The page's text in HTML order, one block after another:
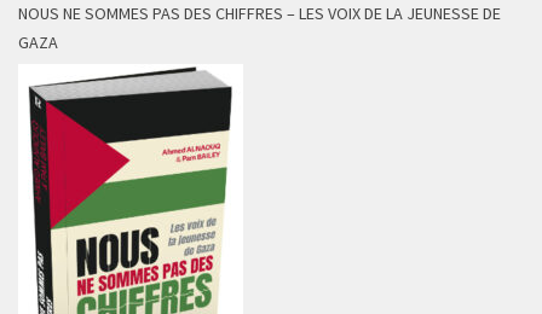
NOUS NE SOMMES PAS DES CHIFFRES – LES VOIX DE LA JEUNESSE DE
GAZA